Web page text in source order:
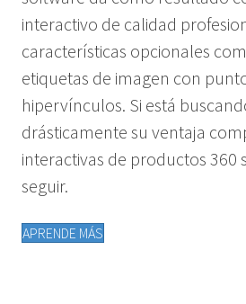
interactivo de calidad
características opcionales
etiquetas de imagen con
hipervínculos. Si está
drásticamente su ventaja
interactivas de productos 360
seguir.
APRENDE MÁS